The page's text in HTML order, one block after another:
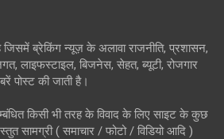
जिसमें ब्रेकिंग न्यूज़ के अलावा राजनीति, प्रशासन,
लाइफस्टाइल, बिजनेस, सेहत, ब्यूटी, रोजगार
पोस्ट की जाती है।
किसी भी तरह के विवाद के लिए साइट के कुछ
सामग्री ( समाचार / फोटो / विडियो आदि )